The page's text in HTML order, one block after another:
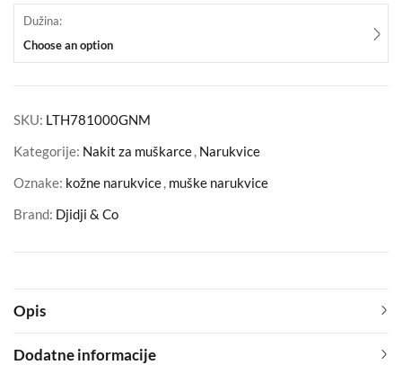
Dužina:
Choose an option
SKU: LTH781000GNM
Kategorije: Nakit za muškarce, Narukvice
Oznake: kožne narukvice, muške narukvice
Brand: Djidji & Co
Opis
Dodatne informacije